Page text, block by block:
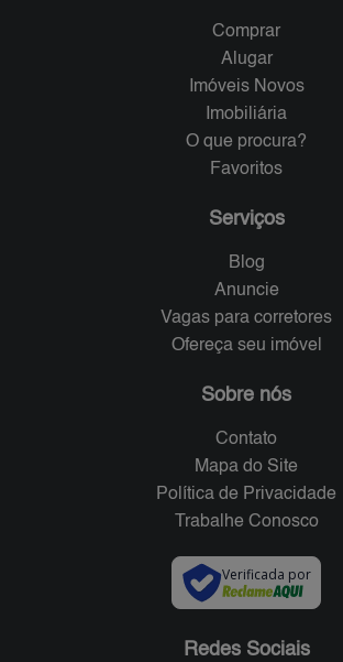
Comprar
Alugar
Imóveis Novos
Imobiliária
O que procura?
Favoritos
Serviços
Blog
Anuncie
Vagas para corretores
Ofereça seu imóvel
Sobre nós
Contato
Mapa do Site
Política de Privacidade
Trabalhe Conosco
Verificada por
Redes Sociais